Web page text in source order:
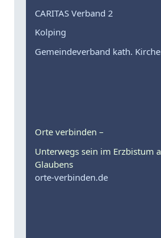
CARITAS Verband 2
Kolping
Gemeindeverband kath.
Orte verbinden –
Unterwegs sein im Erzbistum
Glaubens
orte-verbinden.de